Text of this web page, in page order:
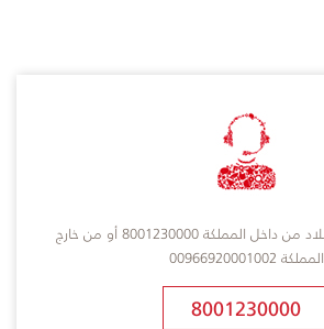
اتصل على هاتف البلاد من داخل المملكة 8001230000 أو من خارج
المملكة 00966920001002
8001230000